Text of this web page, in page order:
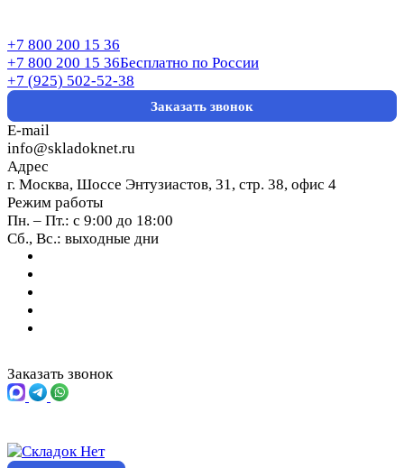
+7 800 200 15 36
+7 800 200 15 36Бесплатно по России
+7 (925) 502-52-38
Заказать звонок
E-mail
info@skladoknet.ru
Адрес
г. Москва, Шоссе Энтузиастов, 31, стр. 38, офис 4
Режим работы
Пн. – Пт.: с 9:00 до 18:00
Сб., Вс.: выходные дни
Заказать звонок